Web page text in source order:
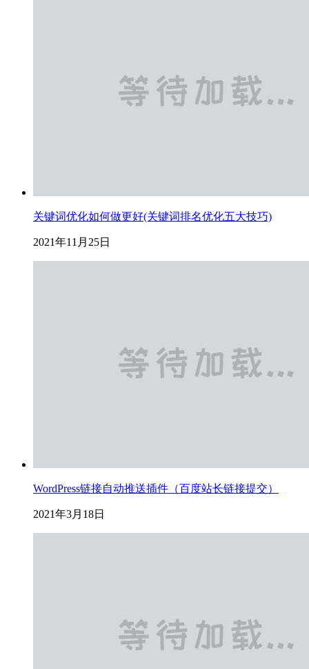
关键词优化如何做更好(关键词排名优化五大技巧)
2021年11月25日
WordPress链接自动推送插件（百度站长链接提交）
2021年3月18日